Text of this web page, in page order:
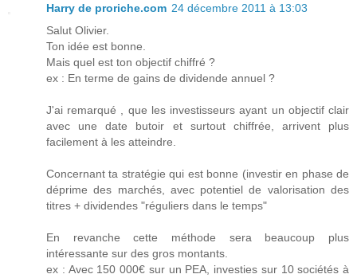
Harry de proriche.com 24 décembre 2011 à 13:03
Salut Olivier.
Ton idée est bonne.
Mais quel est ton objectif chiffré ?
ex : En terme de gains de dividende annuel ?
J'ai remarqué , que les investisseurs ayant un objectif clair
avec une date butoir et surtout chiffrée, arrivent plus
facilement à les atteindre.
Concernant ta stratégie qui est bonne (investir en phase de
déprime des marchés, avec potentiel de valorisation des
titres + dividendes "réguliers dans le temps"
En revanche cette méthode sera beaucoup plus
intéressante sur des gros montants.
ex : Avec 150 000€ sur un PEA, investies sur 10 sociétés à